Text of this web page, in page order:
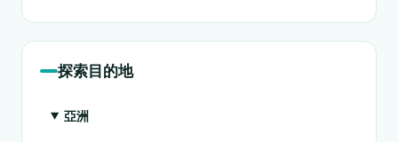
探索目的地
亞洲